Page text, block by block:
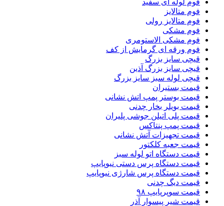
فوم متالایز
فوم متالایز رولی
فوم مشکی
فوم مشکی الاستومری
فوم ورقه ای گرمایش از کف
قیچی سایز بزرگ
قیچی سایز بزرگ آذین
قیچی لوله سبز سایز بزرگ
قیمت بستیران
قیمت بوستر پمپ اتش نشانی
قیمت بویلر بخار چدنی
قیمت پلی اتیلن جوشی پلیران
قیمت پمپ پنتاکس
قیمت تجهیزات آتش نشانی
قیمت جعبه کلکتور
قیمت دستگاه اتو لوله سبز
قیمت دستگاه پرس دستی نیوپایپ
قیمت دستگاه پرس شارژی نیوپایپ
قیمت دیگ چدنی
قیمت سوپرپایپ ۹۸
قیمت شیر پیسوار آذر